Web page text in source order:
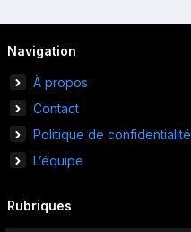
Navigation
À propos
Contact
Politique de confidentialité
L’équipe
Rubriques